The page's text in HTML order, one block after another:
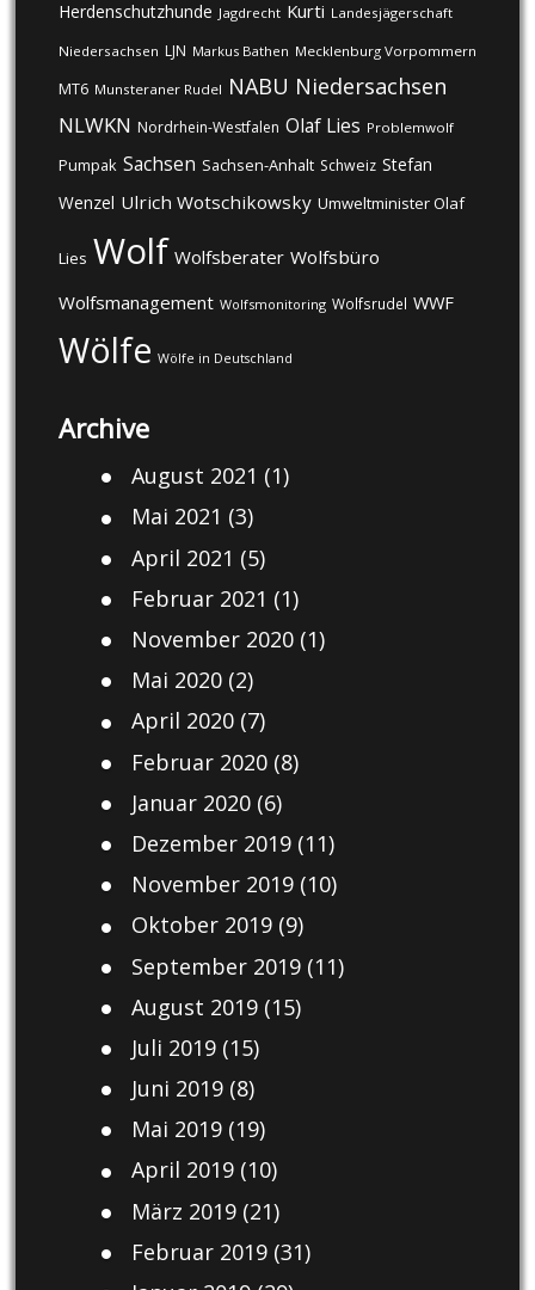
Herdenschutzhunde Jagdrecht Kurti Landesjägerschaft
Niedersachsen LJN Markus Bathen Mecklenburg Vorpommern
MT6 Munsteraner Rudel NABU Niedersachsen
NLWKN Nordrhein-Westfalen Olaf Lies Problemwolf
Pumpak Sachsen Sachsen-Anhalt Schweiz Stefan
Wenzel Ulrich Wotschikowsky Umweltminister Olaf
Lies Wolf Wolfsberater Wolfsbüro
Wolfsmanagement Wolfsmonitoring Wolfsrudel WWF
Wölfe Wölfe in Deutschland
Archive
August 2021 (1)
Mai 2021 (3)
April 2021 (5)
Februar 2021 (1)
November 2020(1)
Mai 2020(2)
April 2020(7)
Februar 2020(8)
Januar 2020(6)
Dezember 2019(11)
November 2019(10)
Oktober 2019(9)
September 2019(11)
August 2019(15)
Juli 2019(15)
Juni 2019(8)
Mai 2019(19)
April 2019(10)
März 2019(21)
Februar 2019(31)